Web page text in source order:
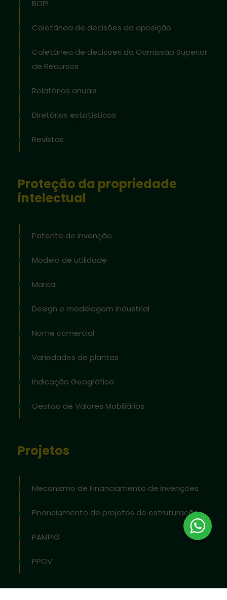
BOPI
Coletânea de decisões da oposição
Coletânea de decisões da Comissão Superior
de Recursos
Relatórios anuais
Diretórios estatísticos
Revistas
Proteção da propriedade
intelectual
Patente de invenção
Modelo de utilidade
Marca
Design e modelagem industrial
Nome comercial
Variedades de plantas
Indicação Geográfica
Gestão de Valores Mobiliários
Projetos
Mecanismo de Financiamento de Invenções
Financiamento de projetos de estruturação
PAMPIG
PPOV